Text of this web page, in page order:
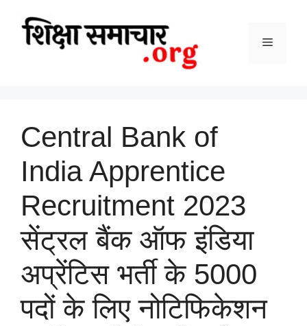
content
Menu
Central Bank of
India Apprentice
Recruitment 2023
सेंट्रल बैंक ऑफ इंडिया
अप्रेंटिस भर्ती के 5000
पदों के लिए नोटिफिकेशन